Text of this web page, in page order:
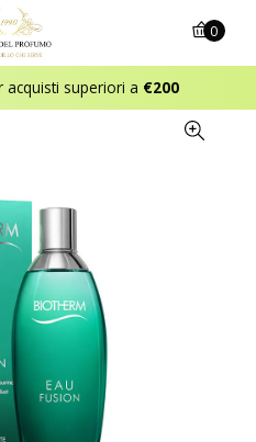
acquisti superiori a €200
0